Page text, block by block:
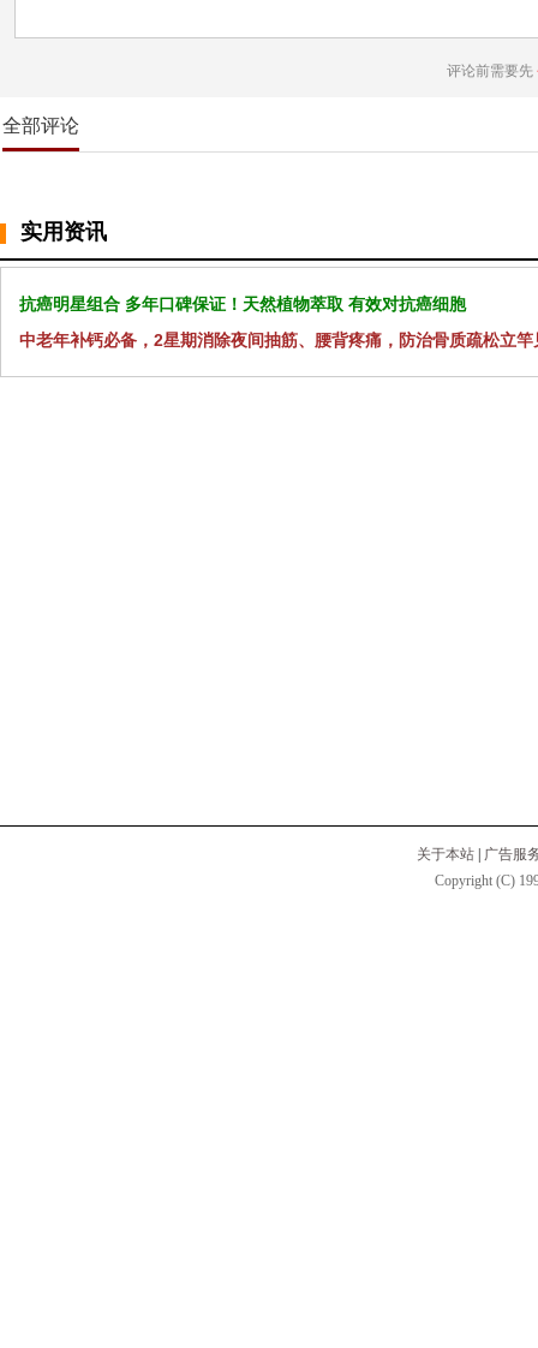
评论前需要先
全部评论
实用资讯
抗癌明星组合 多年口碑保证！天然植物萃取 有效对抗癌细胞
中老年补钙必备，2星期消除夜间抽筋、腰背疼痛，防治骨质疏松立竿
关于本站
广告服
Copyright (C)